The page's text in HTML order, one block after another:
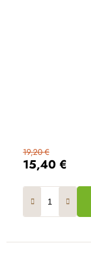
15,40 €
19,20 €